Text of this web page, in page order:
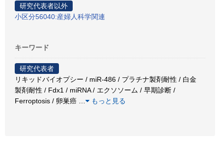
研究代表者以外
小区分56040:産婦人科学関連
キーワード
研究代表者
リキッドバイオプシー / miR-486 / プラチナ製剤耐性 / 白金
製剤耐性 / Fdx1 / miRNA / エクソソーム / 早期診断 /
Ferroptosis / 卵巣癌
もっと見る